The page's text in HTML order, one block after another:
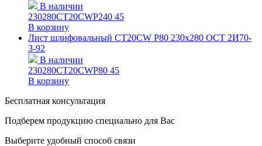
В наличии
230280CT20CWP240 45
В корзину
Лист шлифовальный СТ20СW Р80 230х280 ОСТ 2И70-
3-92
В наличии
230280CT20CWP80 45
В корзину
Бесплатная консультация
Подберем продукцию специально для Вас
Выберите удобный способ связи